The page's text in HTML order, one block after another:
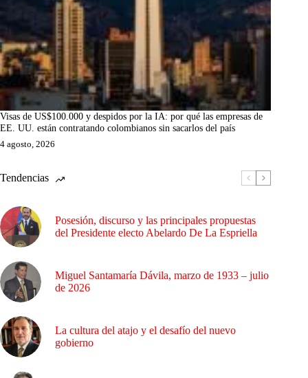
Visas de US$100.000 y despidos por la IA: por qué las empresas de
EE. UU. están contratando colombianos sin sacarlos del país
4 agosto, 2026
Tendencias
Posesión, discurso y las principales propuestas
del Presidente electo Abelardo De La Espriella
Miguel Santamaría Dávila, marzo de 1933 – julio
de 2026
La cultura del atajo y el desafío del nuevo
gobierno